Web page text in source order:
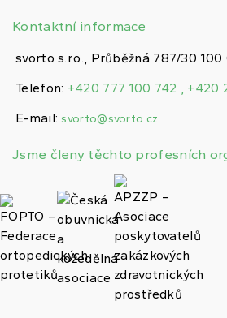
Kontaktní informace
svorto s.r.o., Průběžná 787/30 100
Telefon: +420 777 100 742 , +420
E-mail: svorto@svorto.cz
Jsme členy těchto profesních